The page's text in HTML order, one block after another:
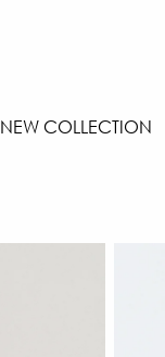
NEW COLLECTION